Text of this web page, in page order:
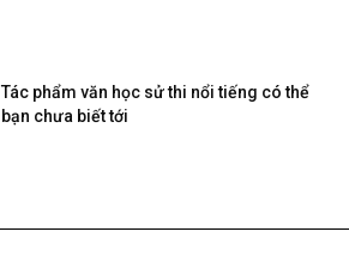
Tác phẩm văn học sử thi nổi tiếng có thể
bạn chưa biết tới